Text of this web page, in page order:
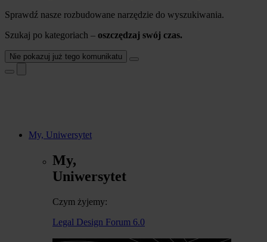
Sprawdź nasze rozbudowane narzędzie do wyszukiwania.
Szukaj po kategoriach – oszczędzaj swój czas.
Nie pokazuj już tego komunikatu
My, Uniwersytet
My,
Uniwersytet
Czym żyjemy:
Legal Design Forum 6.0